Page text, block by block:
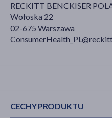
RECKITT BENCKISER
Wołoska 22
02-675 Warszawa
CECHY PRODUKTU